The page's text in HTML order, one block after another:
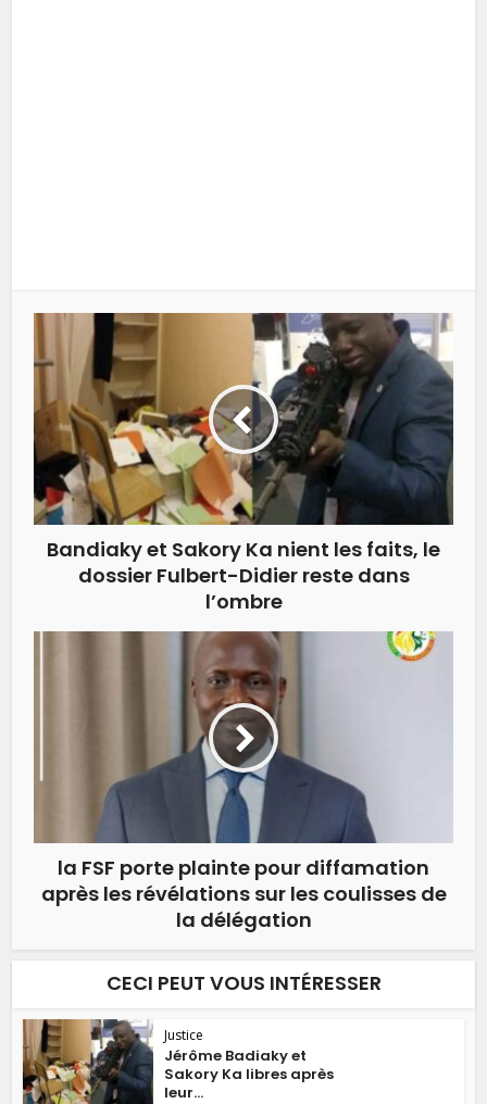
Bandiaky et Sakory Ka nient les faits, le
dossier Fulbert-Didier reste dans
l’ombre
la FSF porte plainte pour diffamation
après les révélations sur les coulisses de
la délégation
CECI PEUT VOUS INTÉRESSER
Justice
Jérôme Badiaky et
Sakory Ka libres après
leur...